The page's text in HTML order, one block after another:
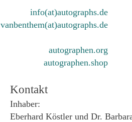
info(at)autographs.de
vanbenthem(at)autographs.de
autographen.org
autographen.shop
Kontakt
Inhaber:
Eberhard Köstler und Dr.